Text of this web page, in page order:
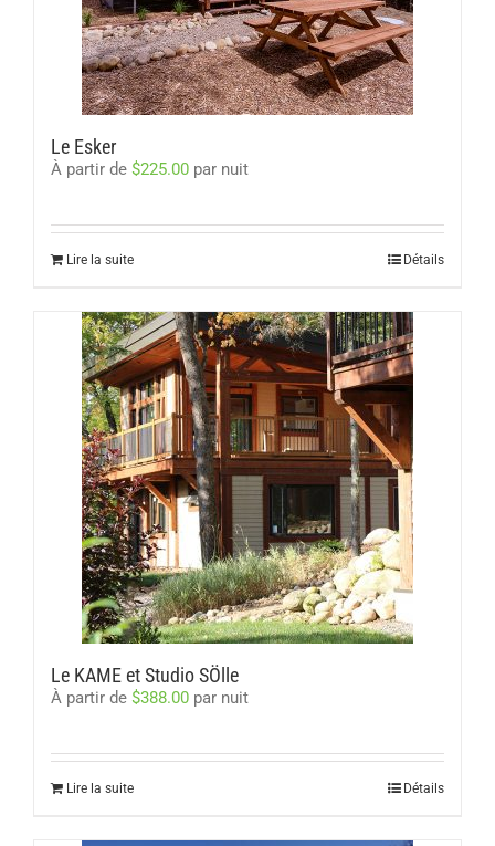
Le Esker
À partir de $225.00 par nuit
Lire la suite Détails
Le KAME et Studio SÖlle
À partir de $388.00 par nuit
Lire la suite Détails